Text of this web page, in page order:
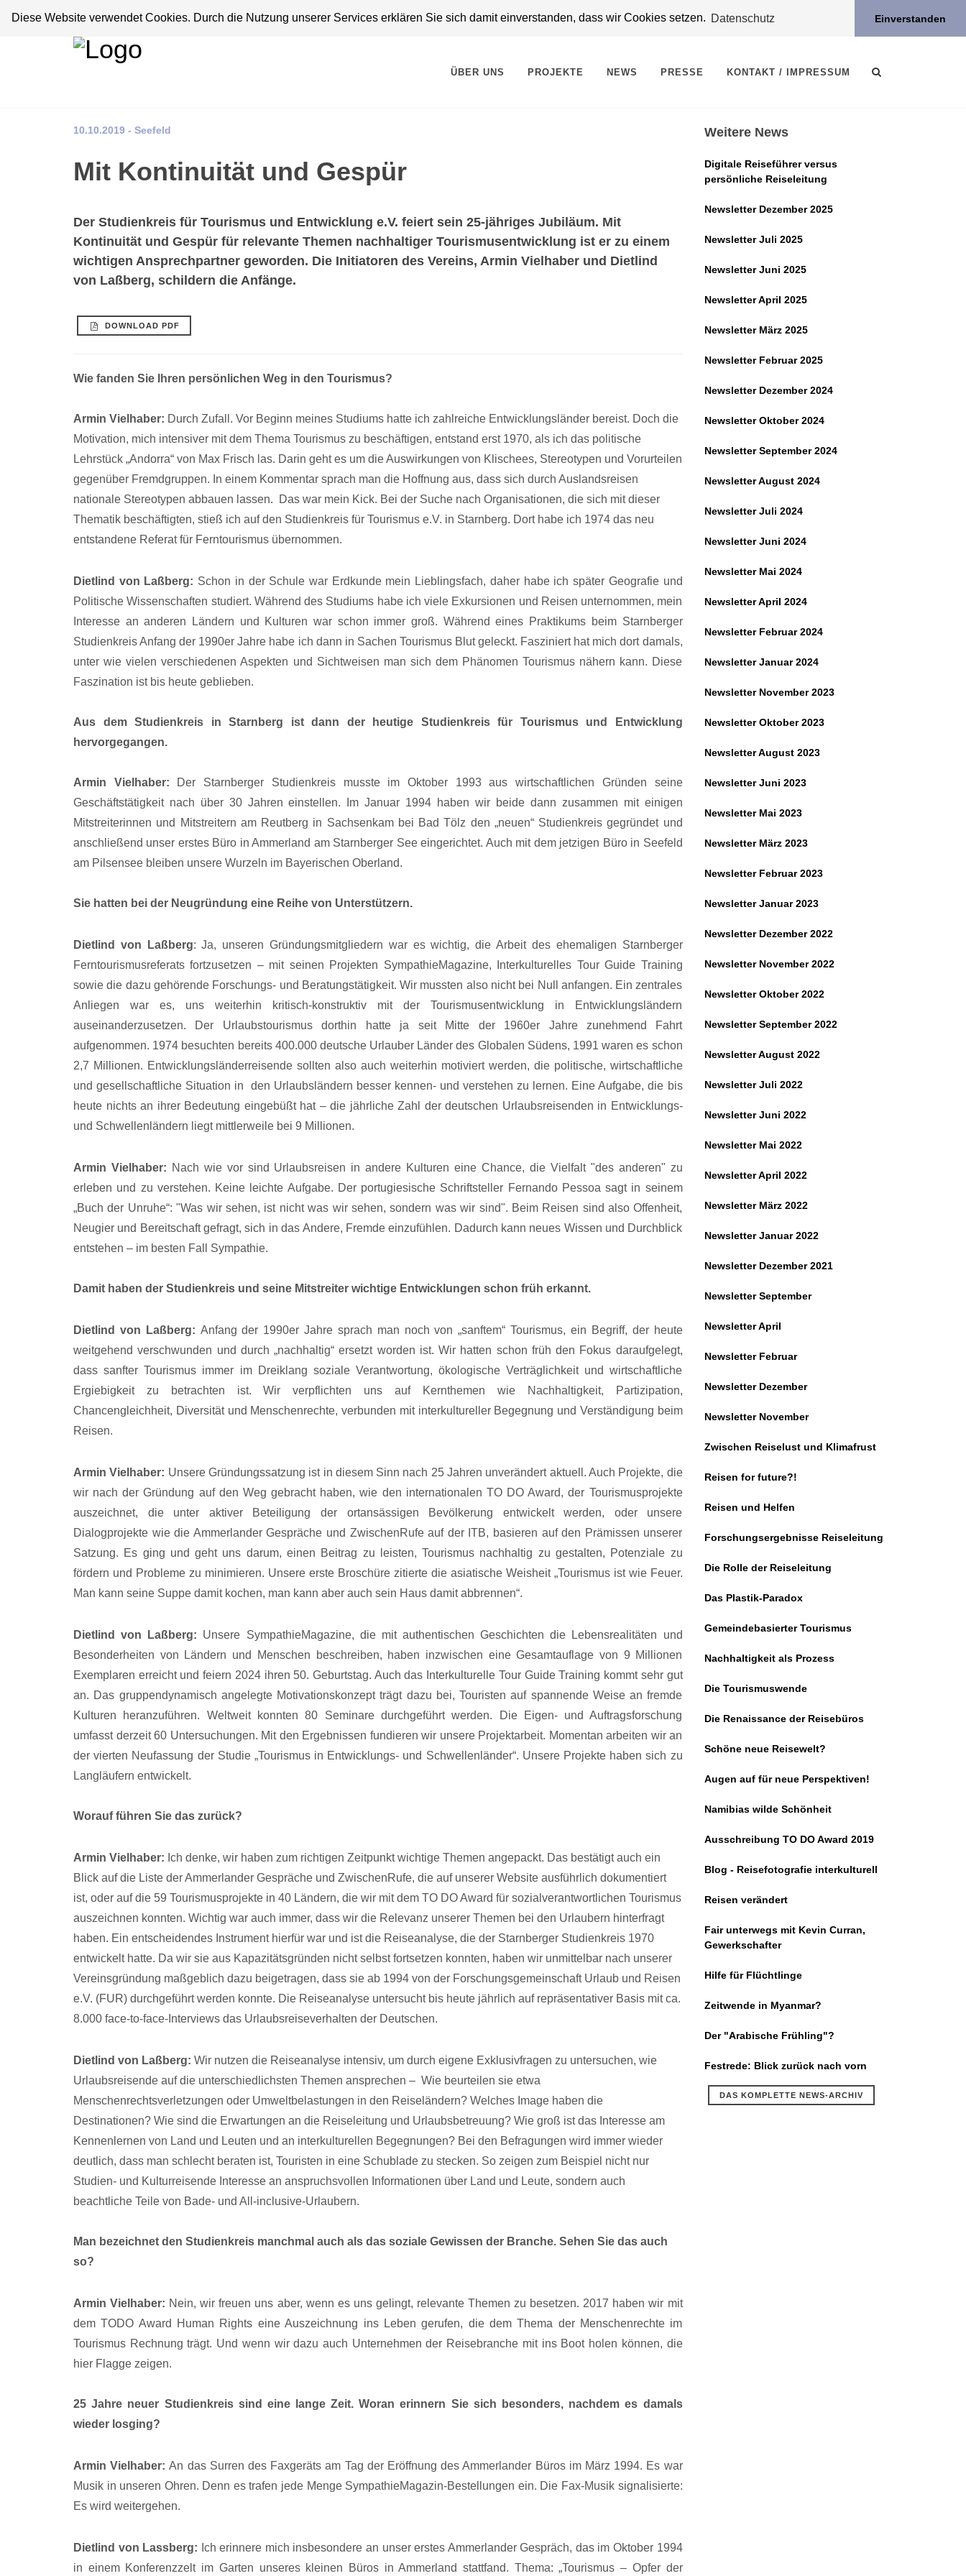
Diese Website verwendet Cookies. Durch die Nutzung unserer Services erklären Sie sich damit einverstanden, dass wir Cookies setzen. Datenschutz Einverstanden
ÜBER UNS PROJEKTE NEWS PRESSE KONTAKT / IMPRESSUM
10.10.2019 - Seefeld
Mit Kontinuität und Gespür
Der Studienkreis für Tourismus und Entwicklung e.V. feiert sein 25-jähriges Jubiläum. Mit
Kontinuität und Gespür für relevante Themen nachhaltiger Tourismusentwicklung ist er zu einem
wichtigen Ansprechpartner geworden. Die Initiatoren des Vereins, Armin Vielhaber und Dietlind
von Laßberg, schildern die Anfänge.
DOWNLOAD PDF
Wie fanden Sie Ihren persönlichen Weg in den Tourismus?
Armin Vielhaber: Durch Zufall. Vor Beginn meines Studiums hatte ich zahlreiche Entwicklungsländer bereist. Doch die
Motivation, mich intensiver mit dem Thema Tourismus zu beschäftigen, entstand erst 1970, als ich das politische
Lehrstück „Andorra“ von Max Frisch las. Darin geht es um die Auswirkungen von Klischees, Stereotypen und Vorurteilen
gegenüber Fremdgruppen. In einem Kommentar sprach man die Hoffnung aus, dass sich durch Auslandsreisen
nationale Stereotypen abbauen lassen. Das war mein Kick. Bei der Suche nach Organisationen, die sich mit dieser
Thematik beschäftigten, stieß ich auf den Studienkreis für Tourismus e.V. in Starnberg. Dort habe ich 1974 das neu
entstandene Referat für Ferntourismus übernommen.
Dietlind von Laßberg: Schon in der Schule war Erdkunde mein Lieblingsfach, daher habe ich später Geografie und
Politische Wissenschaften studiert. Während des Studiums habe ich viele Exkursionen und Reisen unternommen, mein
Interesse an anderen Ländern und Kulturen war schon immer groß. Während eines Praktikums beim Starnberger
Studienkreis Anfang der 1990er Jahre habe ich dann in Sachen Tourismus Blut geleckt. Fasziniert hat mich dort damals,
unter wie vielen verschiedenen Aspekten und Sichtweisen man sich dem Phänomen Tourismus nähern kann. Diese
Faszination ist bis heute geblieben.
Aus dem Studienkreis in Starnberg ist dann der heutige Studienkreis für Tourismus und Entwicklung
hervorgegangen.
Armin Vielhaber: Der Starnberger Studienkreis musste im Oktober 1993 aus wirtschaftlichen Gründen seine
Geschäftstätigkeit nach über 30 Jahren einstellen. Im Januar 1994 haben wir beide dann zusammen mit einigen
Mitstreiterinnen und Mitstreitern am Reutberg in Sachsenkam bei Bad Tölz den „neuen“ Studienkreis gegründet und
anschließend unser erstes Büro in Ammerland am Starnberger See eingerichtet. Auch mit dem jetzigen Büro in Seefeld
am Pilsensee bleiben unsere Wurzeln im Bayerischen Oberland.
Sie hatten bei der Neugründung eine Reihe von Unterstützern.
Dietlind von Laßberg: Ja, unseren Gründungsmitgliedern war es wichtig, die Arbeit des ehemaligen Starnberger
Ferntourismusreferats fortzusetzen – mit seinen Projekten SympathieMagazine, Interkulturelles Tour Guide Training
sowie die dazu gehörende Forschungs- und Beratungstätigkeit. Wir mussten also nicht bei Null anfangen. Ein zentrales
Anliegen war es, uns weiterhin kritisch-konstruktiv mit der Tourismusentwicklung in Entwicklungsländern
auseinanderzusetzen. Der Urlaubstourismus dorthin hatte ja seit Mitte der 1960er Jahre zunehmend Fahrt
aufgenommen. 1974 besuchten bereits 400.000 deutsche Urlauber Länder des Globalen Südens, 1991 waren es schon
2,7 Millionen. Entwicklungsländerreisende sollten also auch weiterhin motiviert werden, die politische, wirtschaftliche
und gesellschaftliche Situation in den Urlaubsländern besser kennen- und verstehen zu lernen. Eine Aufgabe, die bis
heute nichts an ihrer Bedeutung eingebüßt hat – die jährliche Zahl der deutschen Urlaubsreisenden in Entwicklungs-
und Schwellenländern liegt mittlerweile bei 9 Millionen.
Armin Vielhaber: Nach wie vor sind Urlaubsreisen in andere Kulturen eine Chance, die Vielfalt "des anderen" zu
erleben und zu verstehen. Keine leichte Aufgabe. Der portugiesische Schriftsteller Fernando Pessoa sagt in seinem
„Buch der Unruhe“: "Was wir sehen, ist nicht was wir sehen, sondern was wir sind". Beim Reisen sind also Offenheit,
Neugier und Bereitschaft gefragt, sich in das Andere, Fremde einzufühlen. Dadurch kann neues Wissen und Durchblick
entstehen – im besten Fall Sympathie.
Damit haben der Studienkreis und seine Mitstreiter wichtige Entwicklungen schon früh erkannt.
Dietlind von Laßberg: Anfang der 1990er Jahre sprach man noch von „sanftem“ Tourismus, ein Begriff, der heute
weitgehend verschwunden und durch „nachhaltig“ ersetzt worden ist. Wir hatten schon früh den Fokus daraufgelegt,
dass sanfter Tourismus immer im Dreiklang soziale Verantwortung, ökologische Verträglichkeit und wirtschaftliche
Ergiebigkeit zu betrachten ist. Wir verpflichten uns auf Kernthemen wie Nachhaltigkeit, Partizipation,
Chancengleichheit, Diversität und Menschenrechte, verbunden mit interkultureller Begegnung und Verständigung beim
Reisen.
Armin Vielhaber: Unsere Gründungssatzung ist in diesem Sinn nach 25 Jahren unverändert aktuell. Auch Projekte, die
wir nach der Gründung auf den Weg gebracht haben, wie den internationalen TO DO Award, der Tourismusprojekte
auszeichnet, die unter aktiver Beteiligung der ortansässigen Bevölkerung entwickelt werden, oder unsere
Dialogprojekte wie die Ammerlander Gespräche und ZwischenRufe auf der ITB, basieren auf den Prämissen unserer
Satzung. Es ging und geht uns darum, einen Beitrag zu leisten, Tourismus nachhaltig zu gestalten, Potenziale zu
fördern und Probleme zu minimieren. Unsere erste Broschüre zitierte die asiatische Weisheit „Tourismus ist wie Feuer.
Man kann seine Suppe damit kochen, man kann aber auch sein Haus damit abbrennen“.
Dietlind von Laßberg: Unsere SympathieMagazine, die mit authentischen Geschichten die Lebensrealitäten und
Besonderheiten von Ländern und Menschen beschreiben, haben inzwischen eine Gesamtauflage von 9 Millionen
Exemplaren erreicht und feiern 2024 ihren 50. Geburtstag. Auch das Interkulturelle Tour Guide Training kommt sehr gut
an. Das gruppendynamisch angelegte Motivationskonzept trägt dazu bei, Touristen auf spannende Weise an fremde
Kulturen heranzuführen. Weltweit konnten 80 Seminare durchgeführt werden. Die Eigen- und Auftragsforschung
umfasst derzeit 60 Untersuchungen. Mit den Ergebnissen fundieren wir unsere Projektarbeit. Momentan arbeiten wir an
der vierten Neufassung der Studie „Tourismus in Entwicklungs- und Schwellenländer“. Unsere Projekte haben sich zu
Langläufern entwickelt.
Worauf führen Sie das zurück?
Armin Vielhaber: Ich denke, wir haben zum richtigen Zeitpunkt wichtige Themen angepackt. Das bestätigt auch ein
Blick auf die Liste der Ammerlander Gespräche und ZwischenRufe, die auf unserer Website ausführlich dokumentiert
ist, oder auf die 59 Tourismusprojekte in 40 Ländern, die wir mit dem TO DO Award für sozialverantwortlichen Tourismus
auszeichnen konnten. Wichtig war auch immer, dass wir die Relevanz unserer Themen bei den Urlaubern hinterfragt
haben. Ein entscheidendes Instrument hierfür war und ist die Reiseanalyse, die der Starnberger Studienkreis 1970
entwickelt hatte. Da wir sie aus Kapazitätsgründen nicht selbst fortsetzen konnten, haben wir unmittelbar nach unserer
Vereinsgründung maßgeblich dazu beigetragen, dass sie ab 1994 von der Forschungsgemeinschaft Urlaub und Reisen
e.V. (FUR) durchgeführt werden konnte. Die Reiseanalyse untersucht bis heute jährlich auf repräsentativer Basis mit ca.
8.000 face-to-face-Interviews das Urlaubsreiseverhalten der Deutschen.
Dietlind von Laßberg: Wir nutzen die Reiseanalyse intensiv, um durch eigene Exklusivfragen zu untersuchen, wie
Urlaubsreisende auf die unterschiedlichsten Themen ansprechen – Wie beurteilen sie etwa
Menschenrechtsverletzungen oder Umweltbelastungen in den Reiseländern? Welches Image haben die
Destinationen? Wie sind die Erwartungen an die Reiseleitung und Urlaubsbetreuung? Wie groß ist das Interesse am
Kennenlernen von Land und Leuten und an interkulturellen Begegnungen? Bei den Befragungen wird immer wieder
deutlich, dass man schlecht beraten ist, Touristen in eine Schublade zu stecken. So zeigen zum Beispiel nicht nur
Studien- und Kulturreisende Interesse an anspruchsvollen Informationen über Land und Leute, sondern auch
beachtliche Teile von Bade- und All-inclusive-Urlaubern.
Man bezeichnet den Studienkreis manchmal auch als das soziale Gewissen der Branche. Sehen Sie das auch
so?
Armin Vielhaber: Nein, wir freuen uns aber, wenn es uns gelingt, relevante Themen zu besetzen. 2017 haben wir mit
dem TODO Award Human Rights eine Auszeichnung ins Leben gerufen, die dem Thema der Menschenrechte im
Tourismus Rechnung trägt. Und wenn wir dazu auch Unternehmen der Reisebranche mit ins Boot holen können, die
hier Flagge zeigen.
25 Jahre neuer Studienkreis sind eine lange Zeit. Woran erinnern Sie sich besonders, nachdem es damals
wieder losging?
Armin Vielhaber:An das Surren des Faxgeräts am Tag der Eröffnung des Ammerlander Büros im März 1994. Es war
Musik in unseren Ohren. Denn es trafen jede Menge SympathieMagazin-Bestellungen ein. Die Fax-Musik signalisierte:
Es wird weitergehen.
Dietlind von Lassberg: Ich erinnere mich insbesondere an unser erstes Ammerlander Gespräch, das im Oktober 1994
in einem Konferenzzelt im Garten unseres kleinen Büros in Ammerland stattfand. Thema: „Tourismus – Opfer der
Weitere News
Digitale Reiseführer versus
persönliche Reiseleitung
Newsletter Dezember 2025
Newsletter Juli 2025
Newsletter Juni 2025
Newsletter April 2025
Newsletter März 2025
Newsletter Februar 2025
Newsletter Dezember 2024
Newsletter Oktober 2024
Newsletter September 2024
Newsletter August 2024
Newsletter Juli 2024
Newsletter Juni 2024
Newsletter Mai 2024
Newsletter April 2024
Newsletter Februar 2024
Newsletter Januar 2024
Newsletter November 2023
Newsletter Oktober 2023
Newsletter August 2023
Newsletter Juni 2023
Newsletter Mai 2023
Newsletter März 2023
Newsletter Februar 2023
Newsletter Januar 2023
Newsletter Dezember 2022
Newsletter November 2022
Newsletter Oktober 2022
Newsletter September 2022
Newsletter August 2022
Newsletter Juli 2022
Newsletter Juni 2022
Newsletter Mai 2022
Newsletter April 2022
Newsletter März 2022
Newsletter Januar 2022
Newsletter Dezember 2021
Newsletter September
Newsletter April
Newsletter Februar
Newsletter Dezember
Newsletter November
Zwischen Reiselust und Klimafrust
Reisen for future?!
Reisen und Helfen
Forschungsergebnisse Reiseleitung
Die Rolle der Reiseleitung
Das Plastik-Paradox
Gemeindebasierter Tourismus
Nachhaltigkeit als Prozess
Die Tourismuswende
Die Renaissance der Reisebüros
Schöne neue Reisewelt?
Augen auf für neue Perspektiven!
Namibias wilde Schönheit
Ausschreibung TO DO Award 2019
Blog - Reisefotografie interkulturell
Reisen verändert
Fair unterwegs mit Kevin Curran,
Gewerkschafter
Hilfe für Flüchtlinge
Zeitwende in Myanmar?
Der "Arabische Frühling"?
Festrede: Blick zurück nach vorn
DAS KOMPLETTE NEWS-ARCHIV